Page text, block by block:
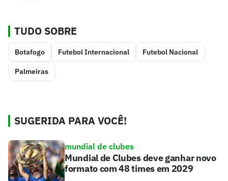
TUDO SOBRE
Botafogo Futebol Internacional Futebol Nacional
Palmeiras
SUGERIDA PARA VOCÊ!
mundial de clubes
Mundial de Clubes deve ganhar novo
formato com 48 times em 2029